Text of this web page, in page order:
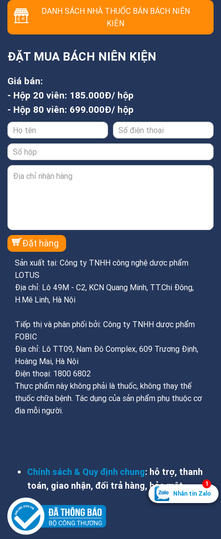
DANH SÁCH NHÀ THUỐC BÁN BÁCH NIÊN
KIỆN
ĐẶT MUA BÁCH NIÊN KIỆN
Giá bán:
- Hộp 20 viên: 185.000Đ/ hộp
- Hộp 80 viên: 699.000Đ/ hộp
Sản xuất tại: Công ty TNHH công nghệ dược phẩm
LOTUS
Địa chỉ: Lô 49M - C2, KCN Quang Minh, TT.Chi Đông,
H.Mê Linh, Hà Nội
Tiếp thị và phân phối bởi: Công ty TNHH dược phẩm
FOBIC
Địa chỉ: Lô TT09, Nam Đô Complex, 609 Trương Định,
Hoàng Mai, Hà Nội
Điện thoại: 1800 6802
Thực phẩm này không phải là thuốc, không thay thế
thuốc chữa bệnh. Tác dụng của sản phẩm phụ thuộc cơ
địa mỗi người.
Chính sách & Quy định chung: hỗ trợ, thanh
toán, giao nhận, đổi trả hàng, bảo mật
Nhắn tin Zalo
1